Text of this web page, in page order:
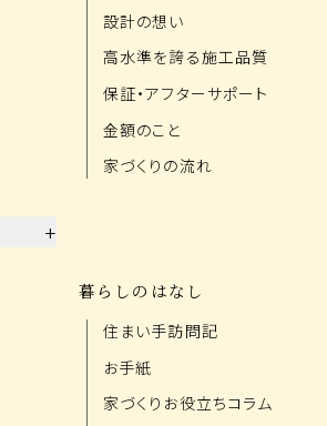
+
設計の想い
高水準を誇る施工品質
保証・アフターサポート
金額のこと
家づくりの流れ
暮らしのはなし
住まい手訪問記
お手紙
家づくりお役立ちコラム